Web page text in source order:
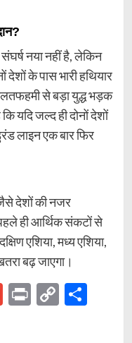
नया नहीं है, लेकिन
देशों के पास भारी हथियार
से बड़ा युद्ध भड़क
यदि जल्द ही दोनों देशों
लाइन एक बार फिर
देशों की नजर
ही आर्थिक संकटों से
एशिया, मध्य एशिया,
बढ़ जाएगा।
Gmail
Print
Copy